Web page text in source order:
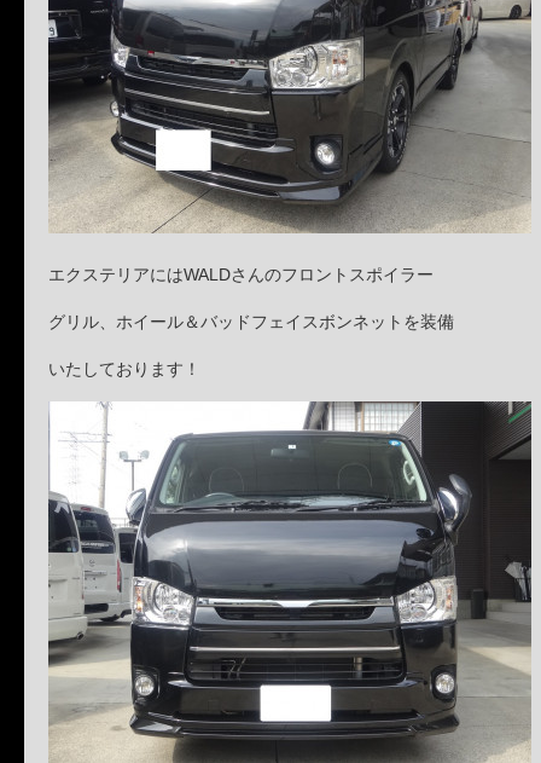
エクステリアにはWALDさんのフロントスポイラー
グリル、ホイール＆バッドフェイスボンネットを装備
いたしております！